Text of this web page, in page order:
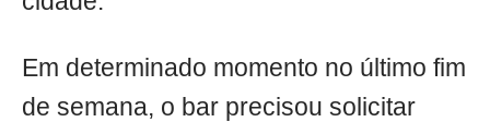
Em determinado momento no último fim
de semana, o bar precisou solicitar